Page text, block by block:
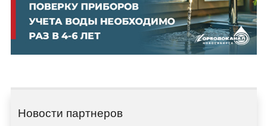
Новости партнеров